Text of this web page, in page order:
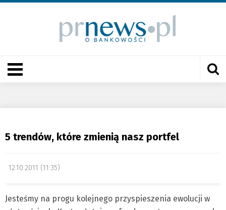
5 trendów, które zmienią nasz portfel
12.10.2011 (11:35)
Jesteśmy na progu kolejnego przyspieszenia ewolucji w